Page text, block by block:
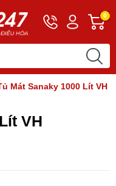
Hotline
0243
Tài
khoản
Khách
0
Mát Sanaky 1000 Lít VH
VH